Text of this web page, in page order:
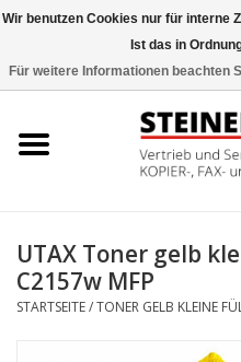
Büromaschinen- Service
Toner
UTAX Toner gelb
C2157w MFP
STARTSEITE/TONER GELB KLEINE
Wir benutzen Cookies nur für interne
Ist das in
Für weitere Informationen beachten